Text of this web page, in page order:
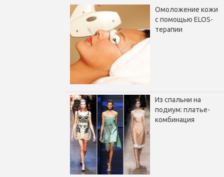
Омоложение кожи
с помощью ELOS-
терапии
Из спальни на
подиум: платье-
комбинация